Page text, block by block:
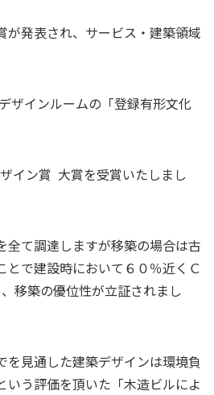
が発表され、サービス・建築領域
ザインルームの 「登録有形文化
イン賞 大賞を受賞いたしまし
全て調達しますが移築の場合は古
とで建設時において６０％近くＣ
移築の優位性が立証されまし
を見通した建築デザインは環境負
いう評価を頂いた「木造ビルによ